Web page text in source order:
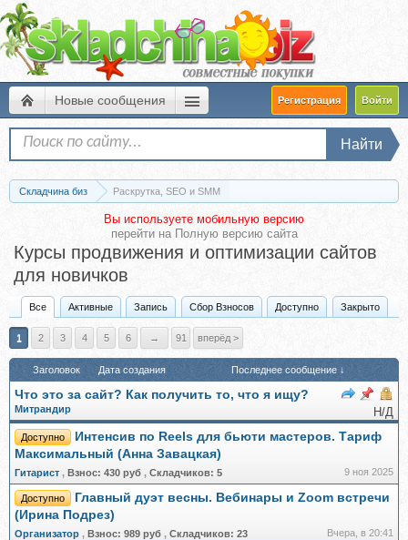
Новые сообщения Регистрация Войти
Найти
Складчина биз Раскрутка, SEO и SMM
Вы используете мобильную версию
перейти на Полную версию сайта
Курсы продвижения и оптимизации сайтов
для новичков
Все Активные Запись Сбор Взносов Доступно Закрыто
1 2 3 4 5 6 → 91 вперёд >
Заголовок Дата создания Последнее сообщение ↓
Что это за сайт? Как получить то, что я ищу?
Митрандир Н/Д
Доступно
Интенсив по Reels для бьюти мастеров. Тариф
Максимальный (Анна Завацкая)
Гитарист , Взнос: 430 руб , Складчиков: 5 9 ноя 2025
Доступно
Главный дуэт весны. Вебинары и Zoom встречи
(Ирина Подрез)
Организатор , Взнос: 989 руб , Складчиков: 23 Вчера, в 20:41